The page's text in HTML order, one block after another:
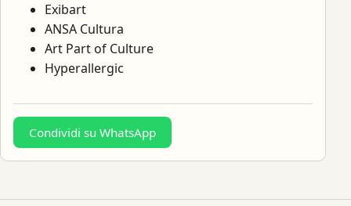
Exibart
ANSA Cultura
Art Part of Culture
Hyperallergic
Condividi su WhatsApp